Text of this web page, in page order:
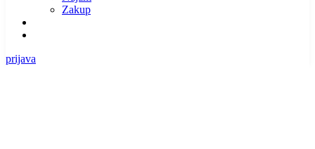
Zakup
prijava